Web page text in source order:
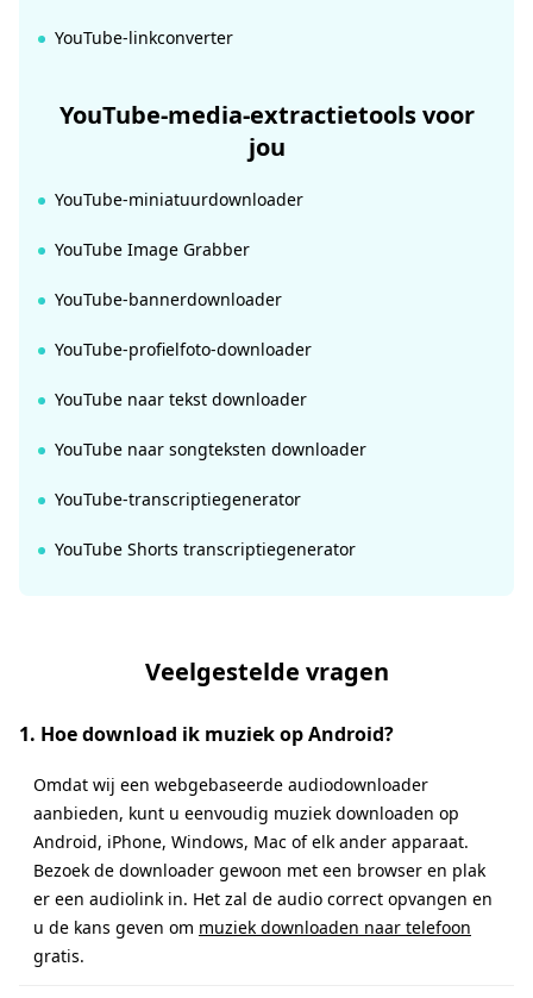
YouTube-linkconverter
YouTube-media-extractietools voor
jou
YouTube-miniatuurdownloader
YouTube Image Grabber
YouTube-bannerdownloader
YouTube-profielfoto-downloader
YouTube naar tekst downloader
YouTube naar songteksten downloader
YouTube-transcriptiegenerator
YouTube Shorts transcriptiegenerator
Veelgestelde vragen
1. Hoe download ik muziek op Android?
Omdat wij een webgebaseerde audiodownloader
aanbieden, kunt u eenvoudig muziek downloaden op
Android, iPhone, Windows, Mac of elk ander apparaat.
Bezoek de downloader gewoon met een browser en plak
er een audiolink in. Het zal de audio correct opvangen en
u de kans geven om muziek downloaden naar telefoon
gratis.